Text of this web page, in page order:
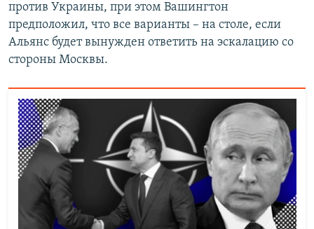
против Украины, при этом Вашингтон
предположил, что все варианты – на столе, если
Альянс будет вынужден ответить на эскалацию со
стороны Москвы.